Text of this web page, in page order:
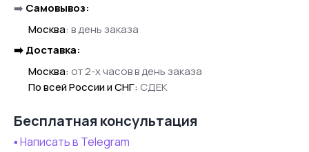
➡️ Самовывоз:
Москва: в день заказа
➡️ Доставка:
Москва: от 2-х часов в день заказа
По всей России и СНГ: СДЕК
Бесплатная консультация
▪️ Написать в Telegram